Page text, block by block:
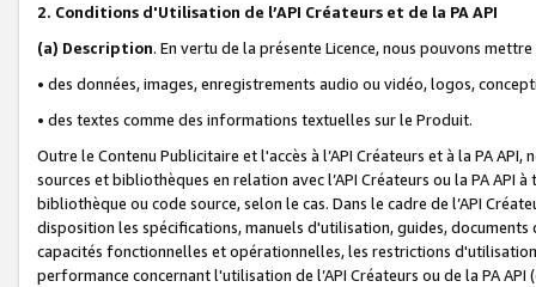
2. Conditions d'Utilisation de l’API Créateurs et de la PA API
(a) Description. En vertu de la présente Licence, nous pouvons
• des données, images, enregistrements audio ou vidéo, logos,
• des textes comme des informations textuelles sur le Produit.
Outre le Contenu Publicitaire et l'accès à l’API Créateurs et à la PA
sources et bibliothèques en relation avec l’API Créateurs ou la PA
bibliothèque ou code source, selon le cas. Dans le cadre de l’API
disposition les spécifications, manuels d'utilisation, guides,
capacités fonctionnelles et opérationnelles, les restrictions
performance concernant l'utilisation de l’API Créateurs ou de la PA